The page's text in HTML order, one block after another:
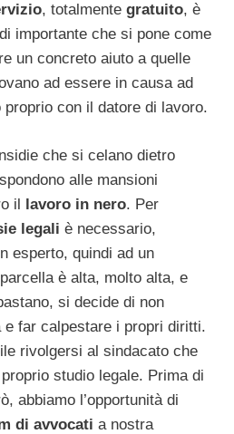
, totalmente gratuito, è
importante che si pone come
un concreto aiuto a quelle
ad essere in causa ad
con il datore di lavoro.
che si celano dietro
alle mansioni
il lavoro in nero. Per
legali è necessario,
esperto, quindi ad un
è alta, molto alta, e
si decide di non
e far calpestare i propri diritti.
rivolgersi al sindacato che
studio legale. Prima di
abbiamo l’opportunità di
di avvocati a nostra